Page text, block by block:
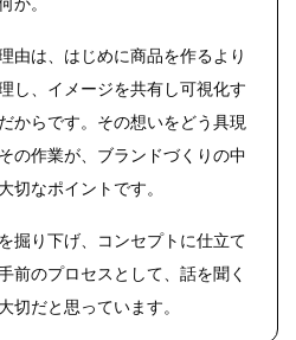
由は、はじめに商品を作るより
し、イメージを共有し可視化す
からです。その想いをどう具現
の作業が、ブランドづくりの中
切なポイントです。
掘り下げ、コンセプトに仕立て
前のプロセスとして、話を聞く
切だと思っています。